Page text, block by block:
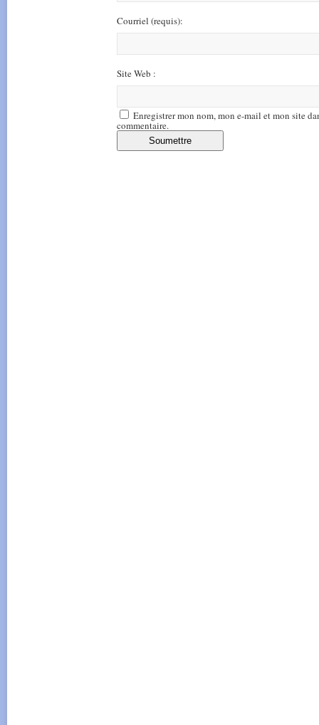
Courriel (requis):
Site Web :
Enregistrer mon nom, mon e-mail et mon site
commentaire.